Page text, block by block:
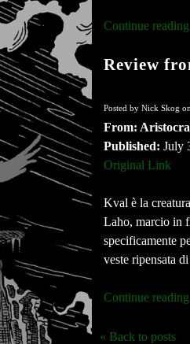
Continue
Review
Posted by Nick Skog
From:
Published: July
Original Link
Kval è la
Laho, marcio in
specificamente
veste ripensata
Continue
« Back to posts